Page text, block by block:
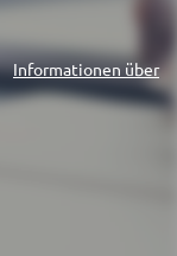
Informationen über